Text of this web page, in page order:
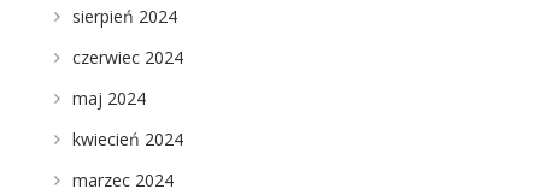
sierpień 2024
czerwiec 2024
maj 2024
kwiecień 2024
marzec 2024